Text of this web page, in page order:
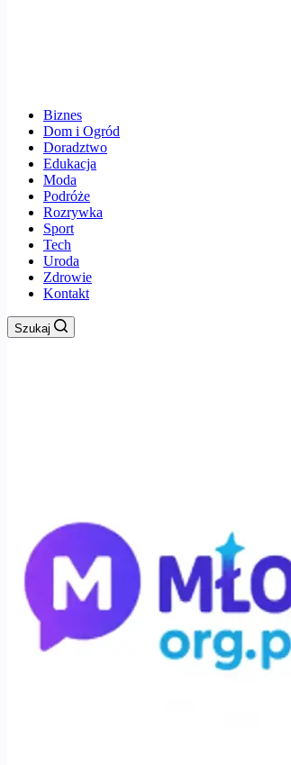
Biznes
Dom i Ogród
Doradztwo
Edukacja
Moda
Podróże
Rozrywka
Sport
Tech
Uroda
Zdrowie
Kontakt
Szukaj